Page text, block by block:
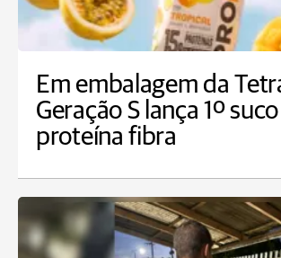
Em embalagem da
Geração S lança 1º
proteína fibra